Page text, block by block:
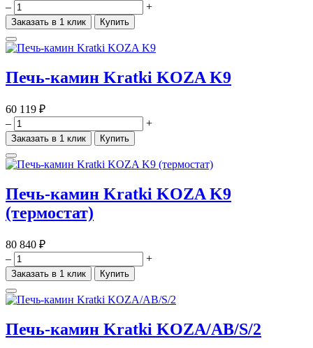
–
+
Заказать в 1 клик Купить
Печь-камин Kratki KOZA K9
60 119 ₽
–
+
Заказать в 1 клик Купить
Печь-камин Kratki KOZA K9
(термостат)
80 840 ₽
–
+
Заказать в 1 клик Купить
Печь-камин Kratki KOZA/AB/S/2